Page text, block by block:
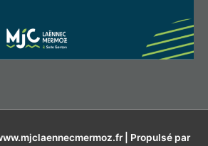
| Propulsé par